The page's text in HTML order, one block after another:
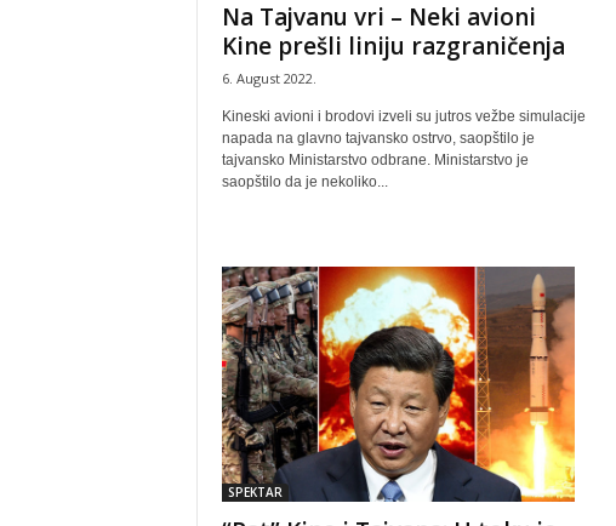
Na Tajvanu vri – Neki avioni
Kine prešli liniju razgraničenja
6. August 2022.
Kineski avioni i brodovi izveli su jutros vežbe simulacije
napada na glavno tajvansko ostrvo, saopštilo je
tajvansko Ministarstvo odbrane. Ministarstvo je
saopštilo da je nekoliko...
SPEKTAR